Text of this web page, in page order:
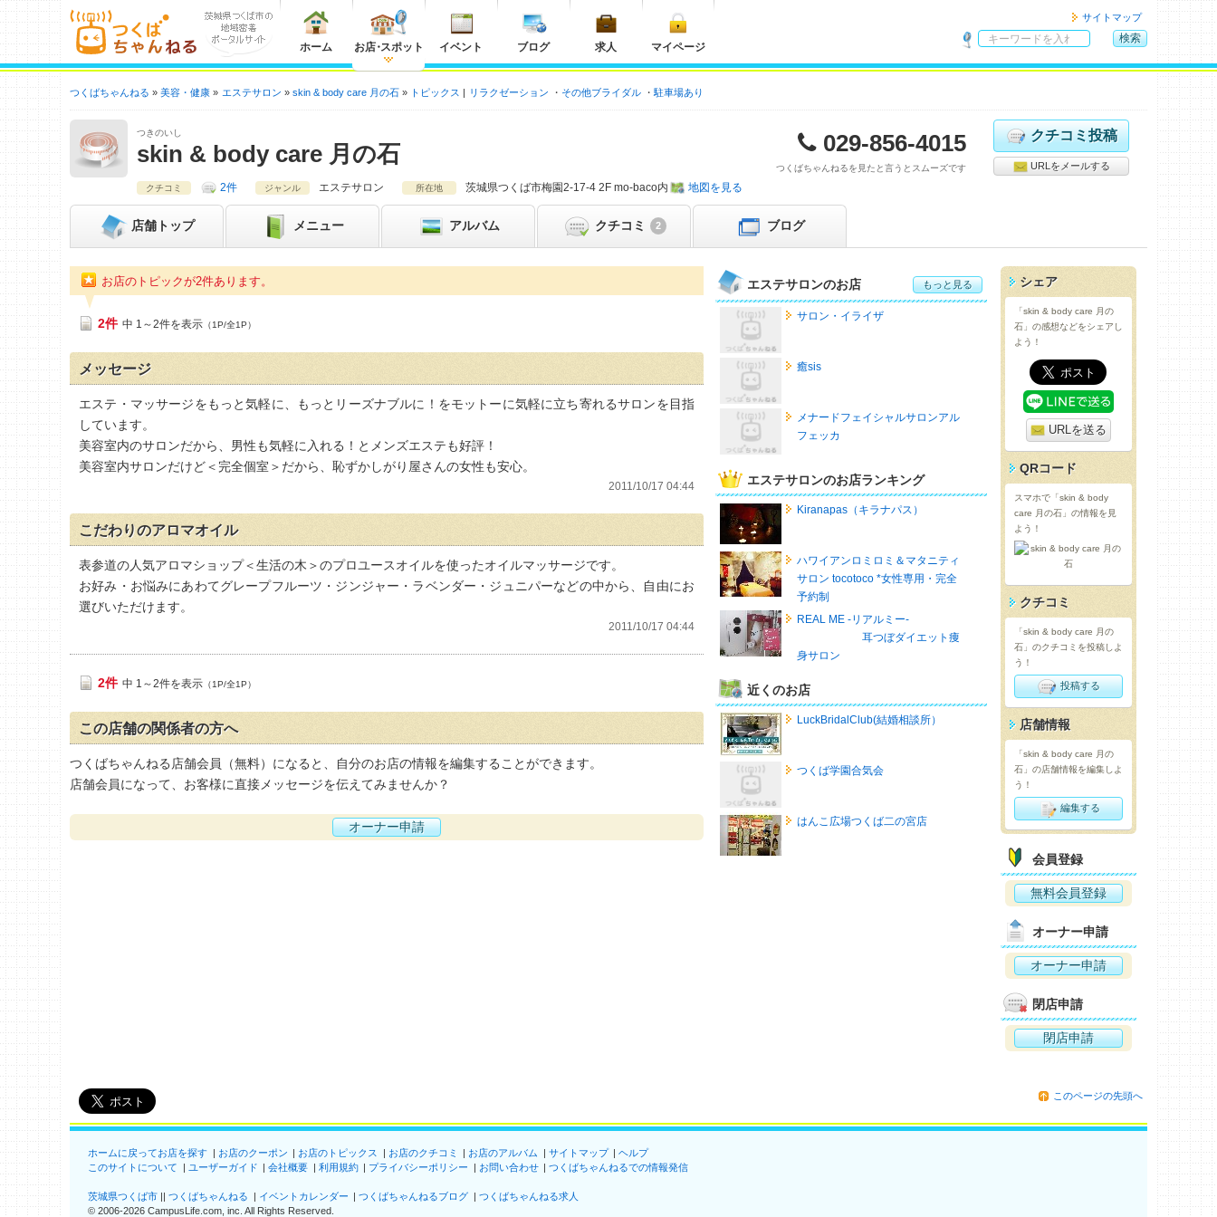
ホーム お店・スポット イベント ブログ 求人 マイページ
サイトマップ
内
索
検索
つくばちゃんねる 美容・健康 エステサロン skin & body care 月の石 トピックス リラクゼーション その他ブライダル 駐車場あり
つきのいし
skin & body care 月の石 029-856-4015
つくばちゃんねるを見たと言うとスムーズです
クチコミ投稿
URLをメールする
クチコミ 2件 ジャンル エステサロン 所在地 茨城県つくば市梅園2-17-4 2F mo-baco内 地図を見る
店舗 トップ メニュー アルバム クチコミ 2 ブログ
お店のトピックが2件あります。
2件 中 1～2件を表示 （1P/全1P）
メッセージ
エステ・マッサージをもっと気軽に、もっとリーズナブルに！をモットーに気軽に立ち寄れるサロンを目指
しています。
美容室内のサロンだから、男性も気軽に入れる！とメンズエステも好評！
美容室内サロンだけど＜完全個室＞だから、恥ずかしがり屋さんの女性も安心。
2011/10/17 04:44
こだわりのアロマオイル
表参道の人気アロマショップ＜生活の木＞のプロユースオイルを使ったオイルマッサージです。
お好み・お悩みにあわてグレープフルーツ・ジンジャー・ラベンダー・ジュニパーなどの中から、自由にお
選びいただけます。
2011/10/17 04:44
2件 中 1～2件を表示 （1P/全1P）
この店舗の関係者の方へ
つくばちゃんねる店舗会員（無料）になると、自分のお店の情報を編集することができます。
店舗会員になって、お客様に直接メッセージを伝えてみませんか？
オーナー申請
エステサロンのお店 もっと見る
サロン・イライザ
癒sis
メナードフェイシャルサロンアル
フェッカ
エステサロンのお店ランキング
Kiranapas（キラナパス）
ハワイアンロミロミ＆マタニティ
サロン tocotoco *女性専用・完全
予約制
REAL ME -リアルミー-
耳つぼダイエット痩
身サロン
近くのお店
LuckBridalClub(結婚相談所）
つくば学園合気会
はんこ広場つくば二の宮店
シェア
「skin & body care 月の
石」の感想などをシェアし
よう！
URLを送る
QRコード
スマホで「skin & body
care 月の石」の情報を見
よう！
クチコミ
「skin & body care 月の
石」のクチコミを投稿しよ
う！
投稿する
店舗情報
「skin & body care 月の
石」の店舗情報を編集しよ
う！
編集する
会員登録
無料会員登録
オーナー申請
オーナー申請
閉店申請
閉店申請
このページの先頭へ
ホームに戻ってお店を探す お店のクーポン お店のトピックス お店のクチコミ お店のアルバム サイトマップ
ヘルプ
このサイトについて
ユーザーガイド 会社概要 利用規約 プライバシーポリシー お問い合わせ つくばちゃんねるでの情報発信
茨城県つくば市 つくばちゃんねる イベントカレンダー つくばちゃんねるブログ
つくばちゃんねる求人
© 2006-2026 CampusLife.com, inc. All Rights Reserved